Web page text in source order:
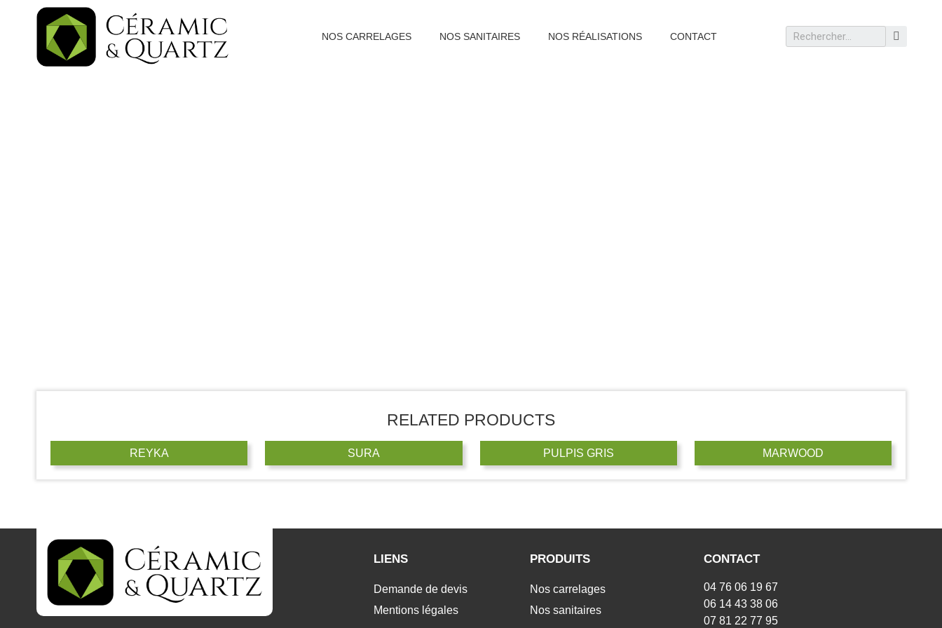
NOS CARRELAGES NOS SANITAIRES NOS RÉALISATIONS CONTACT
RELATED PRODUCTS
REYKA SURA PULPIS GRIS MARWOOD
LIENS
Demande de devis
Mentions légales
PRODUITS
Nos carrelages
Nos sanitaires
CONTACT
04 76 06 19 67
06 14 43 38 06
07 81 22 77 95